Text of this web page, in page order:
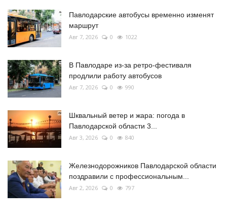
Павлодарские автобусы временно изменят
маршрут
Авг 7, 2026 0 1022
В Павлодаре из-за ретро-фестиваля
продлили работу автобусов
Авг 7, 2026 0 990
Шквальный ветер и жара: погода в
Павлодарской области 3...
Авг 3, 2026 0 840
Железнодорожников Павлодарской области
поздравили с профессиональным...
Авг 2, 2026 0 797